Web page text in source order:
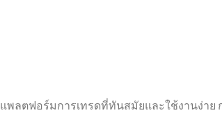
พลตฟอร์มการเทรดที่ทันสมัยและใช้งานง่าย